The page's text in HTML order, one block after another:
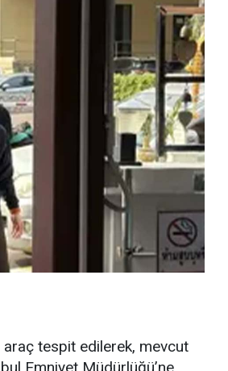
araç tespit edilerek, mevcut
Emniyet Müdürlüğü’ne